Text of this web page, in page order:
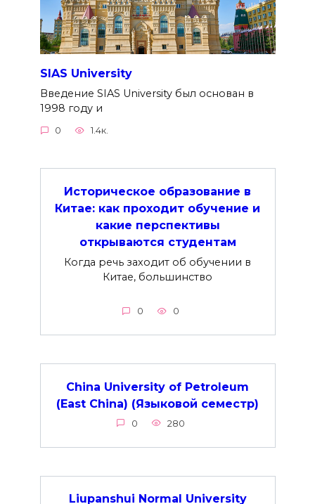
SIAS University
Введение SIAS University был основан в
1998 году и
0 1.4к.
Историческое образование в
Китае: как проходит обучение и
какие перспективы
открываются студентам
Когда речь заходит об обучении в
Китае, большинство
0 0
China University of Petroleum
(East China) (Языковой семестр)
0 280
Liupanshui Normal University